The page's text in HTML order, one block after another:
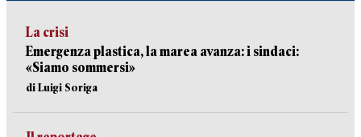
La crisi
Emergenza plastica, la marea avanza: i sindaci:
«Siamo sommersi»
di Luigi Soriga